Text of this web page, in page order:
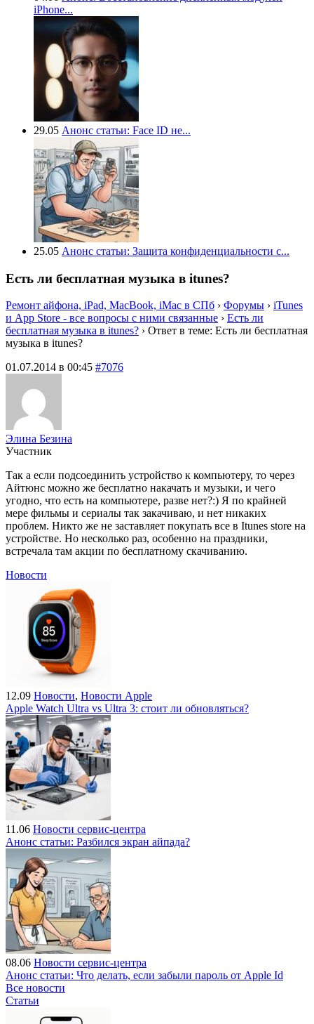
iPhone...
29.05 Анонс статьи: Face ID не...
25.05 Анонс статьи: Защита конфиденциальности с...
Есть ли бесплатная музыка в itunes?
Ремонт айфона, iPad, MacBook, iMac в СПб › Форумы › iTunes
и App Store - все вопросы с ними связанные › Есть ли
бесплатная музыка в itunes? › Ответ в теме: Есть ли бесплатная
музыка в itunes?
01.07.2014 в 00:45 #7076
Элина Безина
Участник
Так а если подсоединить устройство к компьютеру, то через
Айтюнс можно же бесплатно накачать и музыки, и чего
угодно, что есть на компьютере, разве нет?:) Я по крайней
мере фильмы и сериалы так закачиваю, и нет никаких
проблем. Никто же не заставляет покупать все в Itunes store на
устройстве. Но несколько раз, особенно на праздники,
встречала там акции по бесплатному скачиванию.
Новости
12.09 Новости, Новости Apple
Apple Watch Ultra vs Ultra 3: стоит ли обновляться?
11.06 Новости сервис-центра
Анонс статьи: Разбился экран айпада?
08.06 Новости сервис-центра
Анонс статьи: Что делать, если забыли пароль от Apple Id
Все новости
Статьи